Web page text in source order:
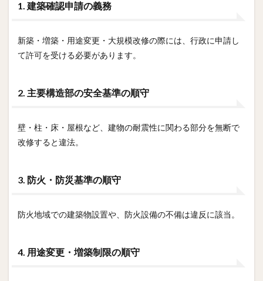
1. 建築確認申請の義務
新築・増築・用途変更・大規模改修の際には、行政に申請し
て許可を受ける必要があります。
2. 主要構造部の安全基準の順守
壁・柱・床・屋根など、建物の耐震性に関わる部分を無断で
改修すると違法。
3. 防火・防災基準の順守
防火地域での建築物設置や、防火設備の不備は違反に該当。
4. 用途変更・増築制限の順守